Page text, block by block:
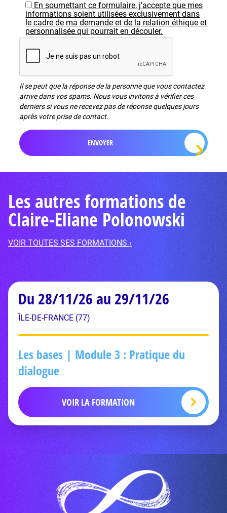
En soumettant ce formulaire, j’accepte que mes
informations soient utilisées exclusivement dans
le cadre de ma demande et de la relation éthique et
personnalisée qui pourrait en découler.
Il se peut que la réponse de la personne que vous contactez
arrive dans vos spams. Nous vous invitons à vérifier ces
derniers si vous ne recevez pas de réponse quelques jours
après votre prise de contact.
Les autres formations de
Claire-Eliane Polonowski
VOIR TOUTES SES FORMATIONS ›
Du 28/11/26 au 29/11/26
ÎLE-DE-FRANCE (77)
Les bases | Module 3 : Pratique du
dialogue
VOIR LA FORMATION